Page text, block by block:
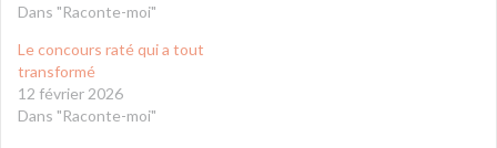
Dans "Raconte-moi"
Le concours raté qui a tout
transformé
12 février 2026
Dans "Raconte-moi"